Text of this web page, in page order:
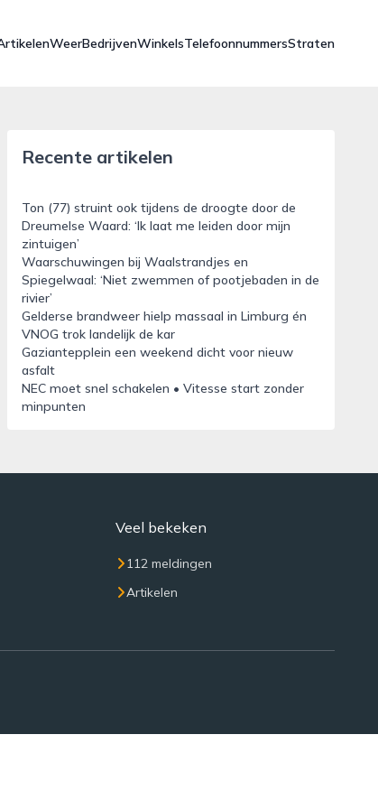
WeerBedrijvenWinkelsTelefoonnummersStraten
Recente artikelen
Ton (77) struint ook tijdens de droogte door de
Dreumelse Waard: ‘Ik laat me leiden door mijn
zintuigen’
Waarschuwingen bij Waalstrandjes en
Spiegelwaal: ‘Niet zwemmen of pootjebaden in de
rivier’
Gelderse brandweer hielp massaal in Limburg én
VNOG trok landelijk de kar
Gaziantepplein een weekend dicht voor nieuw
asfalt
NEC moet snel schakelen • Vitesse start zonder
minpunten
Veel bekeken
112 meldingen
Artikelen